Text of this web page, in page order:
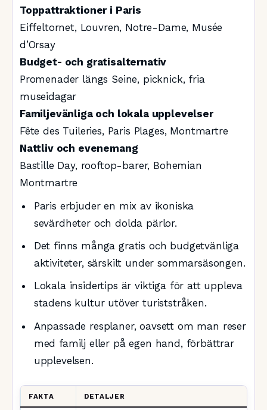
Toppattraktioner i Paris
Eiffeltornet, Louvren, Notre-Dame, Musée
d’Orsay
Budget- och gratisalternativ
Promenader längs Seine, picknick, fria
museidagar
Familjevänliga och lokala upplevelser
Fête des Tuileries, Paris Plages, Montmartre
Nattliv och evenemang
Bastille Day, rooftop-barer, Bohemian
Montmartre
Paris erbjuder en mix av ikoniska
sevärdheter och dolda pärlor.
Det finns många gratis och budgetvänliga
aktiviteter, särskilt under sommarsäsongen.
Lokala insidertips är viktiga för att uppleva
stadens kultur utöver turiststråken.
Anpassade resplaner, oavsett om man reser
med familj eller på egen hand, förbättrar
upplevelsen.
FAKTA DETALJER